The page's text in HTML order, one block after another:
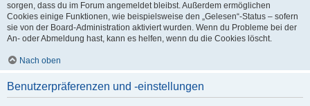
sorgen, dass du im Forum angemeldet bleibst. Außerdem ermöglichen
Cookies einige Funktionen, wie beispielsweise den „Gelesen“-Status – sofern
sie von der Board-Administration aktiviert wurden. Wenn du Probleme bei der
An- oder Abmeldung hast, kann es helfen, wenn du die Cookies löscht.
Nach oben
Benutzerpräferenzen und -einstellungen